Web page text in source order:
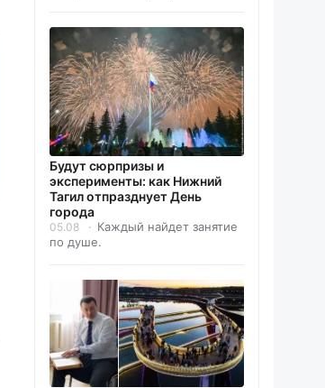
Будут сюрпризы и
эксперименты: как Нижний
Тагил отпразднует День
города
05.08
Каждый найдет занятие
по душе.